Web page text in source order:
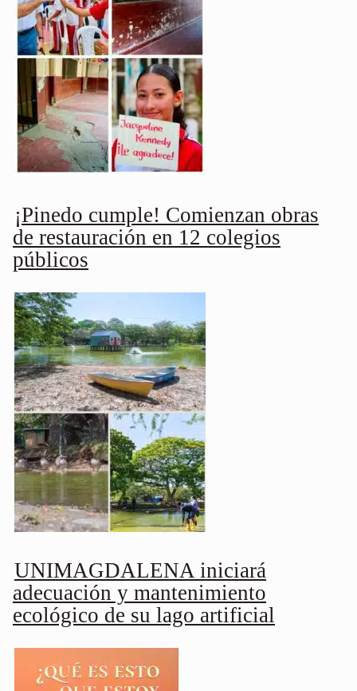
¡Pinedo cumple! Comienzan obras
de restauración en 12 colegios
públicos
UNIMAGDALENA iniciará
adecuación y mantenimiento
ecológico de su lago artificial